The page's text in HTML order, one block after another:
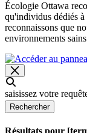
Écologie Ottawa
qu'individus dédiés à
reconnaissons que
environnements
saisissez votre
Rechercher